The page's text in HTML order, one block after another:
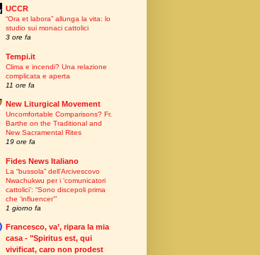
UCCR
“Ora et labora” allunga la vita: lo
studio sui monaci cattolici
3 ore fa
Tempi.it
Clima e incendi? Una relazione
complicata e aperta
11 ore fa
New Liturgical Movement
Uncomfortable Comparisons? Fr.
Barthe on the Traditional and
New Sacramental Rites
19 ore fa
Fides News Italiano
La “bussola” dell’Arcivescovo
Nwachukwu per i ‘comunicatori
cattolici’: “Sono discepoli prima
che ‘influencer’”
1 giorno fa
Francesco, va’, ripara la mia
casa - "Spiritus est, qui
vivificat, caro non prodest